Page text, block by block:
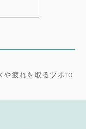
や疲れを取るツボ10